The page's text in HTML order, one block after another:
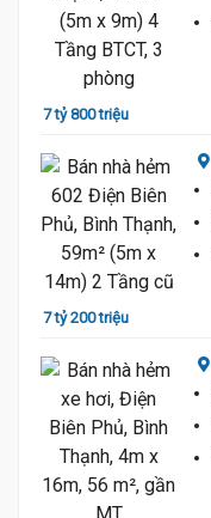
7 tỷ 800 triệu
7 tỷ 200 triệu